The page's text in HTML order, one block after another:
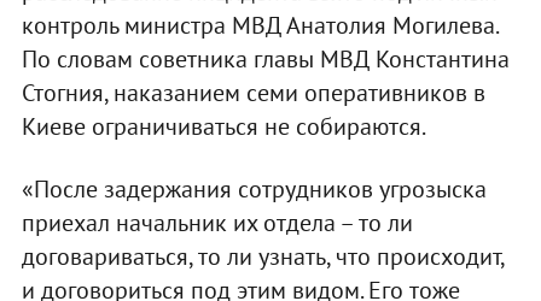
контроль министра МВД Анатолия Могилева.
По словам советника главы МВД Константина
Стогния, наказанием семи оперативников в
Киеве ограничиваться не собираются.
«После задержания сотрудников угрозыска
приехал начальник их отдела – то ли
договариваться, то ли узнать, что происходит,
и договориться под этим видом. Его тоже